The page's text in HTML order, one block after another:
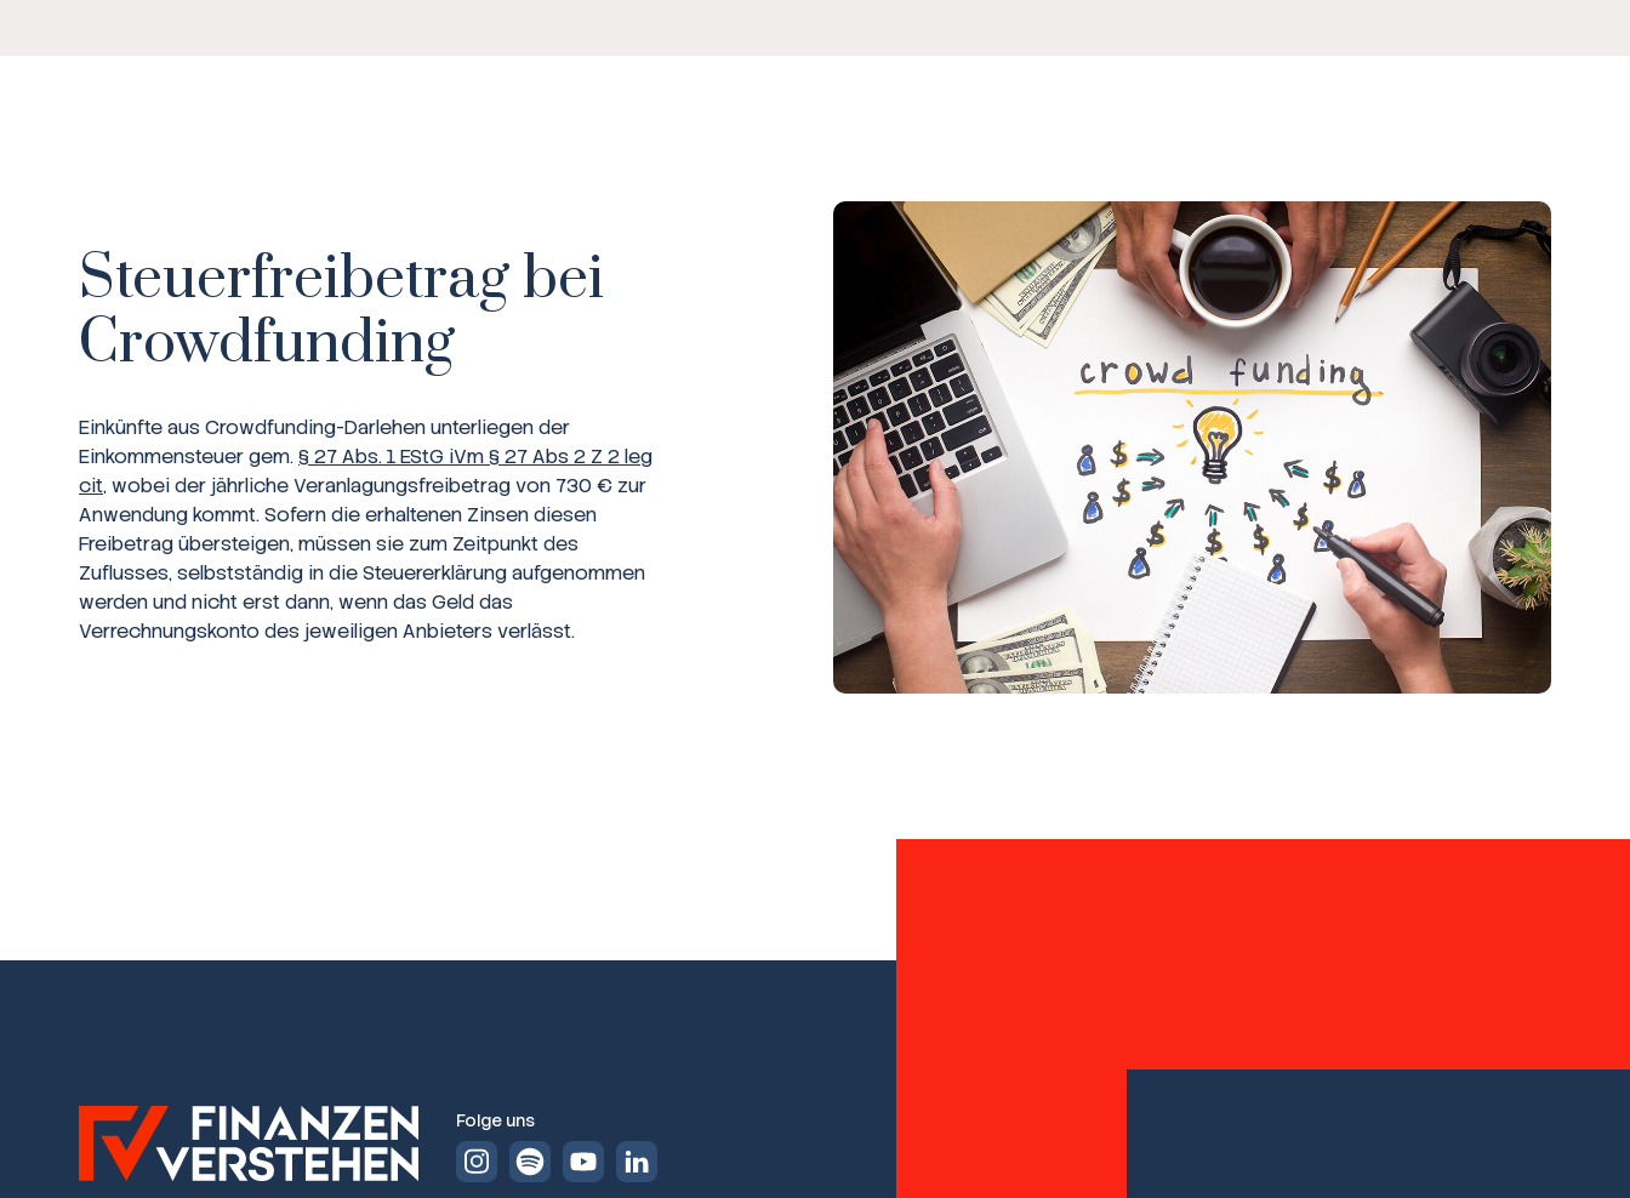
Steuerfreibetrag bei
Crowdfunding
Einkünfte aus Crowdfunding-Darlehen unterliegen der
Einkommensteuer gem.§ 27 Abs. 1 EStG iVm § 27 Abs 2 Z 2 leg
cit, wobei der jährliche Veranlagungsfreibetrag von 730 € zur
Anwendung kommt. Sofern die erhaltenen Zinsen diesen
Freibetrag übersteigen, müssen sie zum Zeitpunkt des
Zuflusses, selbstständig in die Steuererklärung aufgenommen
werden und nicht erst dann, wenn das Geld das
Verrechnungskonto des jeweiligen Anbieters verlässt.
Folge uns